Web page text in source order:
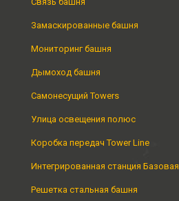
Замаскированные башня
Мониторинг башня
Дымоход башня
Самонесущий Towers
Улица освещения полюс
Коробка передач Tower Line
Интегрированная станция Базовая
Решетка стальная башня